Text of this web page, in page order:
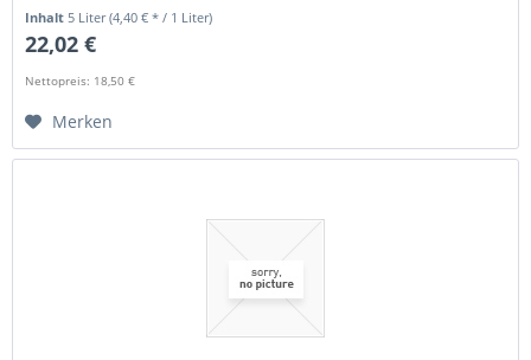
Inhalt 5 Liter(4,40 € * / 1 Liter)
22,02 €
Nettopreis: 18,50 €
Merken